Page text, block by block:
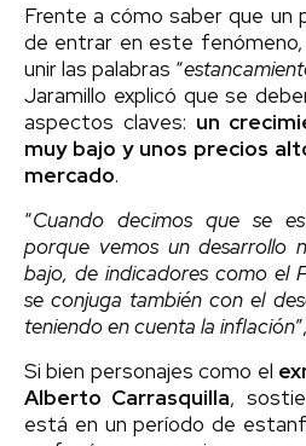
Frente a cómo saber que un
de entrar en este
unir las palabras “
Jaramillo explicó que se
aspectos claves: un
muy bajo y unos precios
mercado.
“Cuando decimos que se
porque vemos un desarrollo
bajo, de indicadores como el
se conjuga también con el
teniendo en cuenta la inflación
Si bien personajes como el
Alberto Carrasquilla,
está en un período de